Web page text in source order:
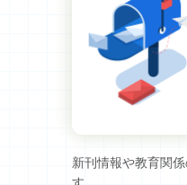
新刊情報や教育関